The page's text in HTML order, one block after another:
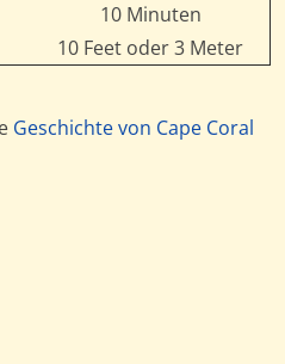
10 Minuten
10 Feet oder 3 Meter
Geschichte von Cape Coral